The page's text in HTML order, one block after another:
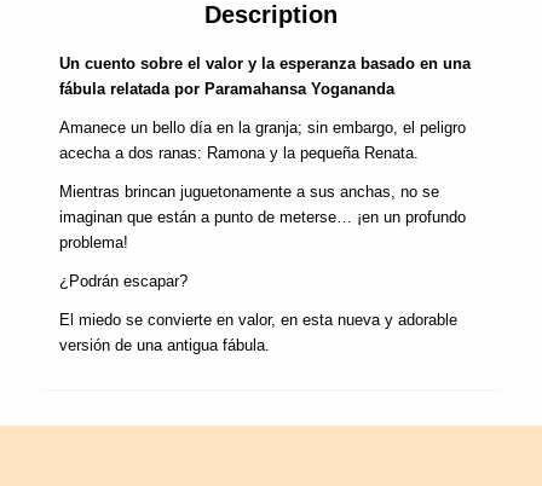
Description
Un cuento sobre el valor y la esperanza basado en una
fábula relatada por Paramahansa Yogananda
Amanece un bello día en la granja; sin embargo, el peligro
acecha a dos ranas: Ramona y la pequeña Renata.
Mientras brincan juguetonamente a sus anchas, no se
imaginan que están a punto de meterse… ¡en un profundo
problema!
¿Podrán escapar?
El miedo se convierte en valor, en esta nueva y adorable
versión de una antigua fábula.